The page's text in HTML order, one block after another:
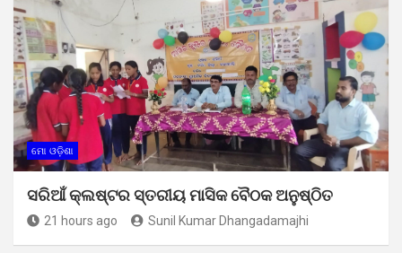
ମୋ ଓଡ଼ିଶା
ସରିଆଁ କ୍ଲଷ୍ଟର ସ୍ତରୀୟ ମାସିକ ବୈଠକ ଅନୁଷ୍ଠିତ
21 hours ago Sunil Kumar Dhangadamajhi